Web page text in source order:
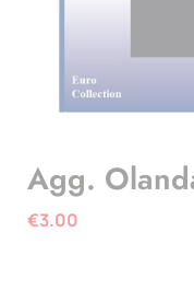
Agg.
€3.00